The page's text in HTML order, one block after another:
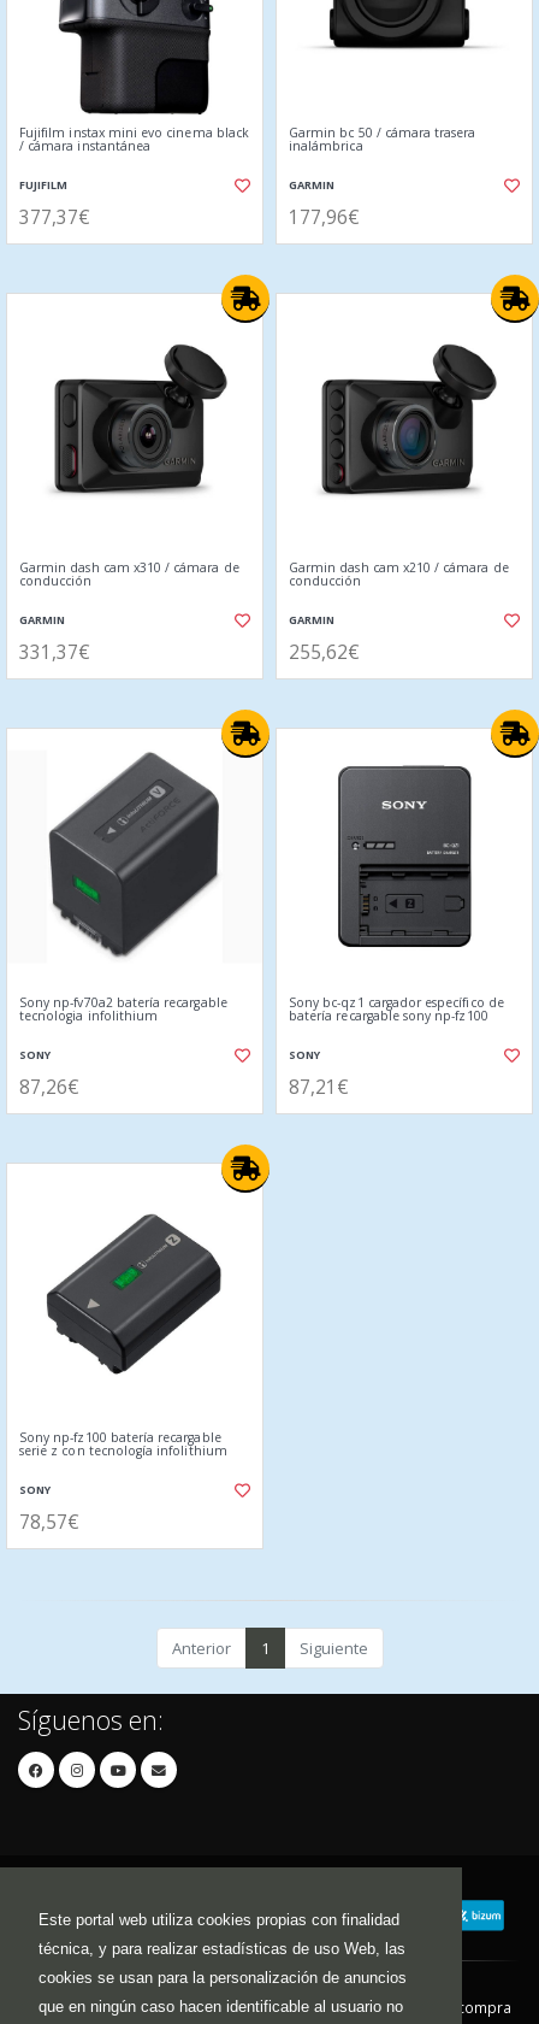
Este portal web utiliza cookies propias con finalidad
técnica, y para realizar estadísticas de uso Web, las
cookies se usan para la personalización de anuncios
que en ningún caso hacen identificable al usuario no
Fujifilm instax mini evo cinema black
/ cámara instantánea
FUJIFILM
377,37€
Garmin bc 50 / cámara trasera
inalámbrica
GARMIN
177,96€
Garmin dash cam x310 / cámara de
conducción
GARMIN
331,37€
Garmin dash cam x210 / cámara de
conducción
GARMIN
255,62€
Sony np-fv70a2 batería recargable
tecnologia infolithium
SONY
87,26€
Sony bc-qz1 cargador específico de
batería recargable sony np-fz100
SONY
87,21€
Sony np-fz100 batería recargable
serie z con tecnología infolithium
SONY
78,57€
Anterior 1 Siguiente
Síguenos en:
Contacto Aviso Legal Condiciones de compra